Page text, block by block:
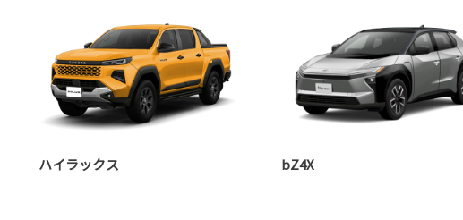
ハイラックス bZ4X